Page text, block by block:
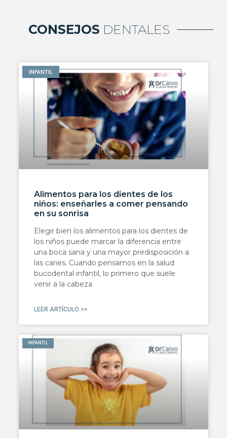
CONSEJOS DENTALES
INFANTIL
Alimentos para los dientes de los
niños: enseñarles a comer pensando
en su sonrisa
Elegir bien los alimentos para los dientes de
los niños puede marcar la diferencia entre
una boca sana y una mayor predisposición a
las caries. Cuando pensamos en la salud
bucodental infantil, lo primero que suele
venir a la cabeza
LEER ARTÍCULO >>
INFANTIL